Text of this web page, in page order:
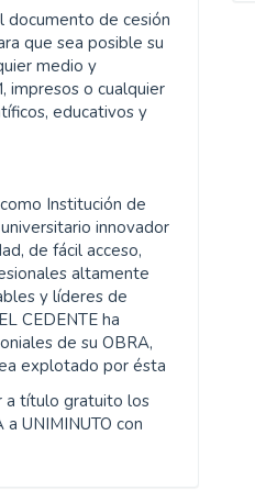
documento de cesión
que sea posible su
medio y
impresos o cualquier
educativos y
Institución de
innovador
de fácil acceso,
altamente
y líderes de
CEDENTE ha
de su OBRA,
explotado por ésta
a título gratuito los
UNIMINUTO con